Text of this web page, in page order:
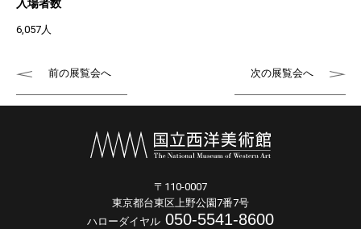
入場者数
6,057人
前の展覧会へ 次の展覧会へ
〒110-0007
東京都台東区上野公園7番7号
ハローダイヤル 050-5541-8600